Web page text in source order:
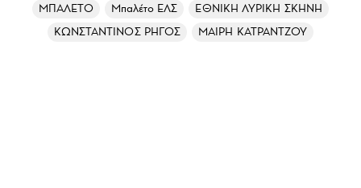
ΜΠΑΛΕΤΟ
Μπαλέτο ΕΛΣ
ΕΘΝΙΚΗ ΛΥΡΙΚΗ ΣΚΗΝΗ
ΚΩΝΣΤΑΝΤΙΝΟΣ ΡΗΓΟΣ
ΜΑΙΡΗ ΚΑΤΡΑΝΤΖΟΥ